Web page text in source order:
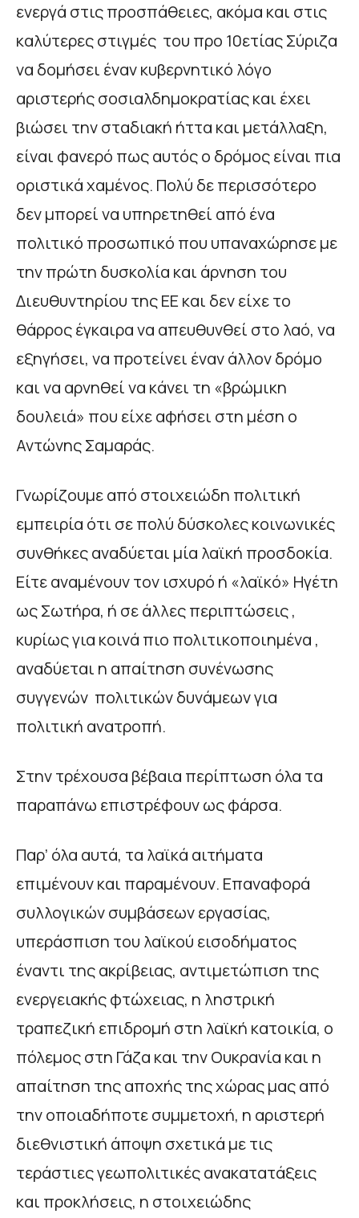
ενεργά στις προσπάθειες, ακόμα και στις
καλύτερες στιγμές του προ 10ετίας Σύριζα
να δομήσει έναν κυβερνητικό λόγο
αριστερής σοσιαλδημοκρατίας και έχει
βιώσει την σταδιακή ήττα και μετάλλαξη,
είναι φανερό πως αυτός ο δρόμος είναι πια
οριστικά χαμένος. Πολύ δε περισσότερο
δεν μπορεί να υπηρετηθεί από ένα
πολιτικό προσωπικό που υπαναχώρησε με
την πρώτη δυσκολία και άρνηση του
Διευθυντηρίου της ΕΕ και δεν είχε το
θάρρος έγκαιρα να απευθυνθεί στο λαό, να
εξηγήσει, να προτείνει έναν άλλον δρόμο
και να αρνηθεί να κάνει τη «βρώμικη
δουλειά» που είχε αφήσει στη μέση ο
Αντώνης Σαμαράς.
Γνωρίζουμε από στοιχειώδη πολιτική
εμπειρία ότι σε πολύ δύσκολες κοινωνικές
συνθήκες αναδύεται μία λαϊκή προσδοκία.
Είτε αναμένουν τον ισχυρό ή «λαϊκό» Ηγέτη
ως Σωτήρα, ή σε άλλες περιπτώσεις ,
κυρίως για κοινά πιο πολιτικοποιημένα ,
αναδύεται η απαίτηση συνένωσης
συγγενών πολιτικών δυνάμεων για
πολιτική ανατροπή.
Στην τρέχουσα βέβαια περίπτωση όλα τα
παραπάνω επιστρέφουν ως φάρσα.
Παρ’ όλα αυτά, τα λαϊκά αιτήματα
επιμένουν και παραμένουν. Επαναφορά
συλλογικών συμβάσεων εργασίας,
υπεράσπιση του λαϊκού εισοδήματος
έναντι της ακρίβειας, αντιμετώπιση της
ενεργειακής φτώχειας, η ληστρική
τραπεζική επιδρομή στη λαϊκή κατοικία, ο
πόλεμος στη Γάζα και την Ουκρανία και η
απαίτηση της αποχής της χώρας μας από
την οποιαδήποτε συμμετοχή, η αριστερή
διεθνιστική άποψη σχετικά με τις
τεράστιες γεωπολιτικές ανακατατάξεις
και προκλήσεις, η στοιχειώδης